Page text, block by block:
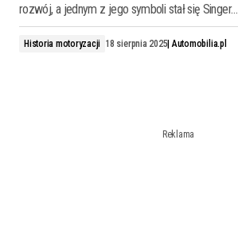
rozwój, a jednym z jego symboli stał się Singer…
Historia motoryzacji 18 sierpnia 2025 Automobilia.pl
Reklama